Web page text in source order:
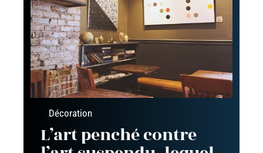
Décoration
L’art penché contre